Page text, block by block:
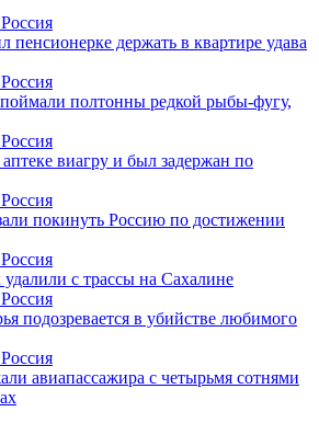
пенсионерке держать в квартире удава
полтонны редкой рыбы-фугу,
виагру и был задержан по
покинуть Россию по достижении
с трассы на Сахалине
подозревается в убийстве любимого
авиапассажира с четырьмя сотнями